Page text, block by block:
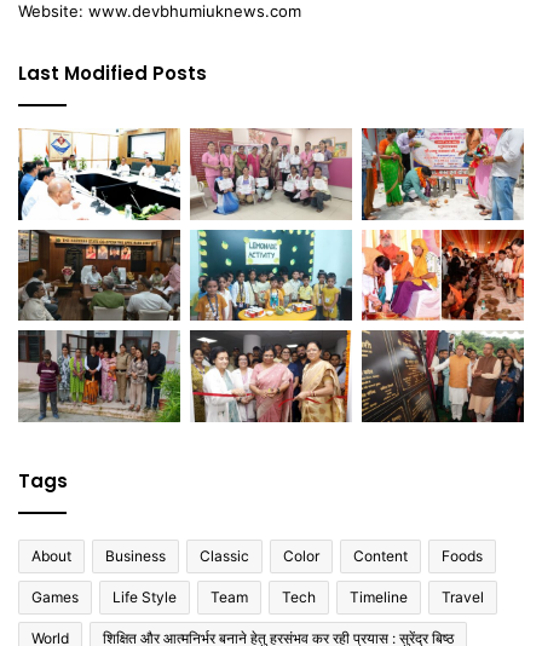
Website: www.devbhumiuknews.com
Last Modified Posts
Tags
About Business Classic Color Content Foods
Games Life Style Team Tech Timeline Travel
World शिक्षित और आत्मनिर्भर बनाने हेतु हरसंभव कर रही प्रयास : सुरेंद्र बिष्ठ